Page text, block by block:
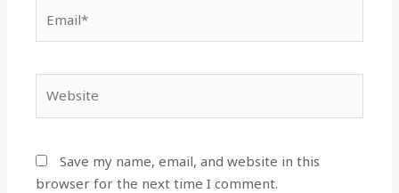
Save my name, email, and website in this
browser for the next time I comment.